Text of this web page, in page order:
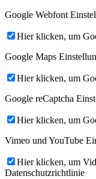
Google Webfont
Hier klicken, um
Google Maps
Hier klicken, um
Google reCaptcha
Hier klicken, um
Vimeo und YouTube
Hier klicken, um
Datenschutzrichtlinie